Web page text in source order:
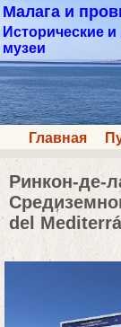
Малага и
Исторические
музеи
Главная
Ринкон-де-
del